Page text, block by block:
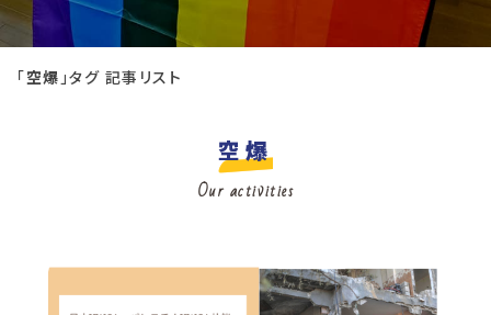
「空爆 」タグ 記事リスト
空爆
Our activities